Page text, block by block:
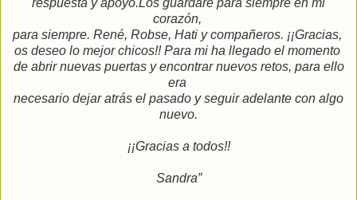
corazón,
para siempre. René, Robse, Hati y compañeros. ¡¡Gracias,
os deseo lo mejor chicos!!Para mi ha llegado el momento
de abrir nuevas puertas y encontrar nuevos retos, para ello
era
necesario dejar atrás el pasado y seguir adelante con algo
nuevo.
¡¡Gracias a todos!!
Sandra”